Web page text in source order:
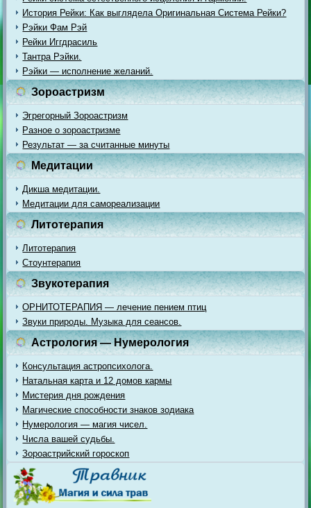
История Рейки: Как выглядела Оригинальная Система Рейки?
Рэйки Фам Рэй
Рейки Иггдрасиль
Тантра Рэйки.
Рэйки — исполнение желаний.
Зороастризм
Эгрегорный Зороастризм
Разное о зороастризме
Результат — за считанные минуты
Медитации
Дикша медитации.
Медитации для самореализации
Литотерапия
Литотерапия
Стоунтерапия
Звукотерапия
ОРНИТОТЕРАПИЯ — лечение пением птиц
Звуки природы. Музыка для сеансов.
Астрология — Нумерология
Консультация астропсихолога.
Натальная карта и 12 домов кармы
Мистерия дня рождения
Магические способности знаков зодиака
Нумерология — магия чисел.
Числа вашей судьбы.
Зороастрийский гороскоп